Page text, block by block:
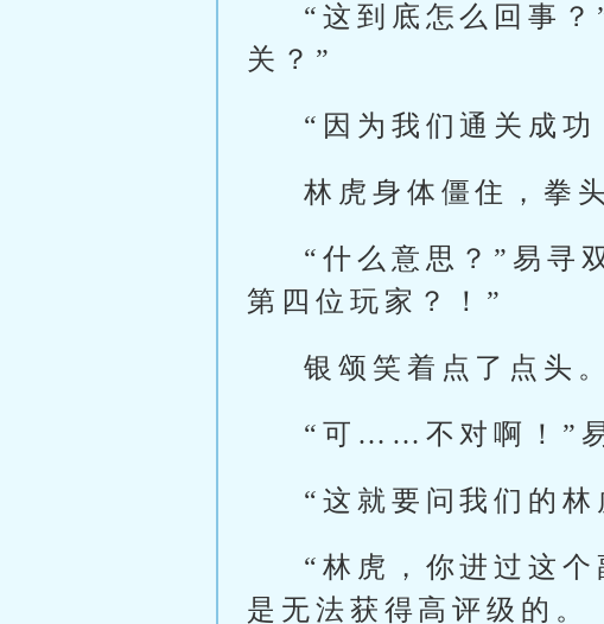
“这到底怎么回事
关？”
“因为我们通关成功
林虎身体僵住，拳
“什么意思？”易寻
第四位玩家？！”
银颂笑着点了点头。
“可……不对啊！”
“这就要问我们的
“林虎，你进过这
是无法获得高评级的。